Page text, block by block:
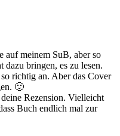
auf meinem SuB, aber so
bringen, es zu lesen.
richtig an. Aber das Cover
🙂
Rezension. Vielleicht
Buch endlich mal zur